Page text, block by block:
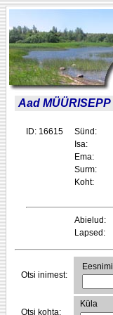
Aad MÜÜRISEPP
ID: 16615 Sünd:
Isa:
Ema:
Surm:
Koht:
Abielud:
Lapsed:
Otsi inimest:
Eesnimi
Otsi kohta:
Küla